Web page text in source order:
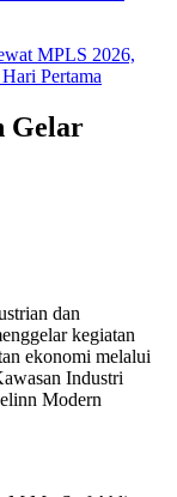
MPLS 2026,
Pertama
Gelar
dan
kegiatan
ekonomi melalui
Industri
Modern